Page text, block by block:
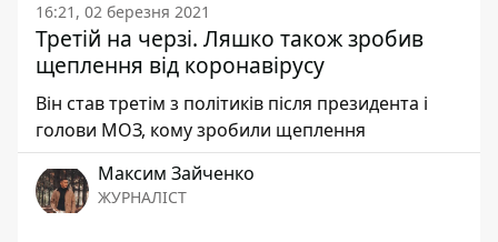
16:21, 02 березня 2021
Третій на черзі. Ляшко також зробив
щеплення від коронавірусу
Він став третім з політиків після президента і
голови МОЗ, кому зробили щеплення
Максим Зайченко
ЖУРНАЛІСТ